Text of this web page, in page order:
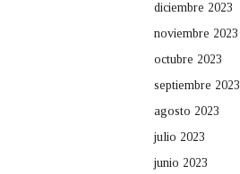
diciembre 2023
noviembre 2023
octubre 2023
septiembre 2023
agosto 2023
julio 2023
junio 2023